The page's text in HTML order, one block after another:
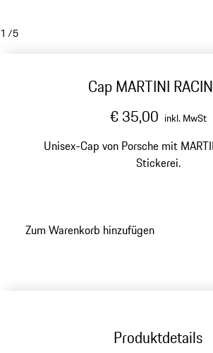
1 /5
Cap MARTINI
€ 35,00 inkl. MwSt
Unisex-Cap von Porsche mit
Stickerei.
Zum Warenkorb hinzufügen
Produktdetails